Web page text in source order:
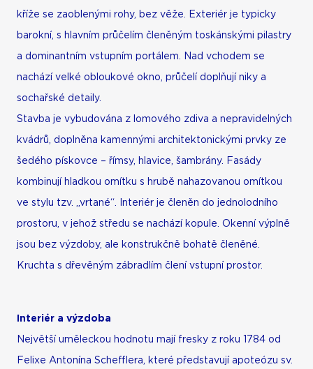
kříže se zaoblenými rohy, bez věže. Exteriér je typicky
barokní, s hlavním průčelím členěným toskánskými pilastry
a dominantním vstupním portálem. Nad vchodem se
nachází velké obloukové okno, průčelí doplňují niky a
sochařské detaily.
Stavba je vybudována z lomového zdiva a nepravidelných
kvádrů, doplněna kamennými architektonickými prvky ze
šedého pískovce – římsy, hlavice, šambrány. Fasády
kombinují hladkou omítku s hrubě nahazovanou omítkou
ve stylu tzv. „vrtané“. Interiér je členěn do jednolodního
prostoru, v jehož středu se nachází kopule. Okenní výplně
jsou bez výzdoby, ale konstrukčně bohatě členěné.
Kruchta s dřevěným zábradlím člení vstupní prostor.
Interiér a výzdoba
Největší uměleckou hodnotu mají fresky z roku 1784 od
Felixe Antonína Schefflera, které představují apoteózu sv.